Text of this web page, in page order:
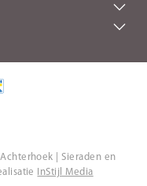
| Sieraden en
InStijl Media